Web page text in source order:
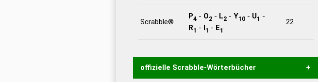
Scrabble®
P4 - O2- L2- Y10- U1 -
R1 - I1 - E1
22
offizielle Scrabble-Wörterbücher